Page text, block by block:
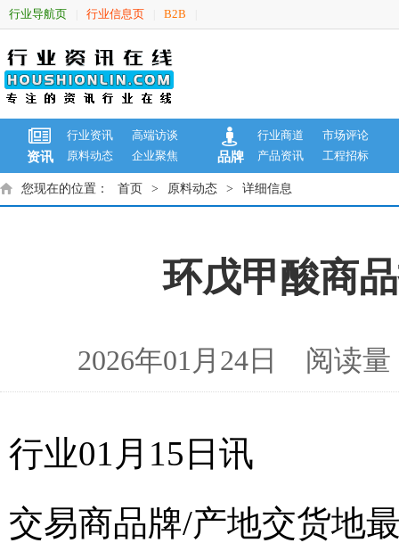
行业导航页 行业信息页 B2B
资讯
行业资讯
高端访谈
原料动态
企业聚焦 品牌
行业商道
市场评论
产品资讯
工程招标
您现在的位置： 首页 > 原料动态 > 详细信息
环戊甲酸商
2026年01月24日 阅读
行业01月15日讯
交易商品牌/产地交货地